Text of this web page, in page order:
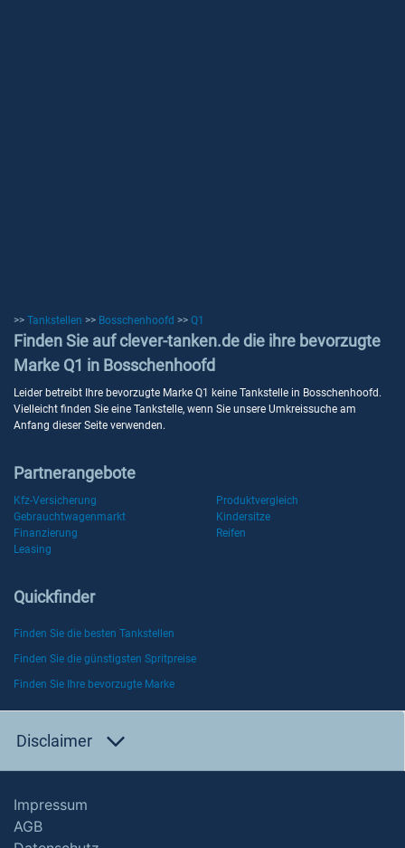
>> Tankstellen >> Bosschenhoofd >> Q1
Finden Sie auf clever-tanken.de die ihre bevorzugte
Marke Q1 in Bosschenhoofd
Leider betreibt Ihre bevorzugte Marke Q1 keine Tankstelle in Bosschenhoofd.
Vielleicht finden Sie eine Tankstelle, wenn Sie unsere Umkreissuche am
Anfang dieser Seite verwenden.
Partnerangebote
Kfz-Versicherung
Produktvergleich
Gebrauchtwagenmarkt
Kindersitze
Finanzierung
Reifen
Leasing
Quickfinder
Finden Sie die besten Tankstellen
Finden Sie die günstigsten Spritpreise
Finden Sie Ihre bevorzugte Marke
Disclaimer
Impressum
AGB